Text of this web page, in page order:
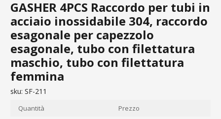
GASHER 4PCS Raccordo per tubi in
acciaio inossidabile 304, raccordo
esagonale per capezzolo
esagonale, tubo con filettatura
maschio, tubo con filettatura
femmina
sku: SF-211
Quantità Prezzo